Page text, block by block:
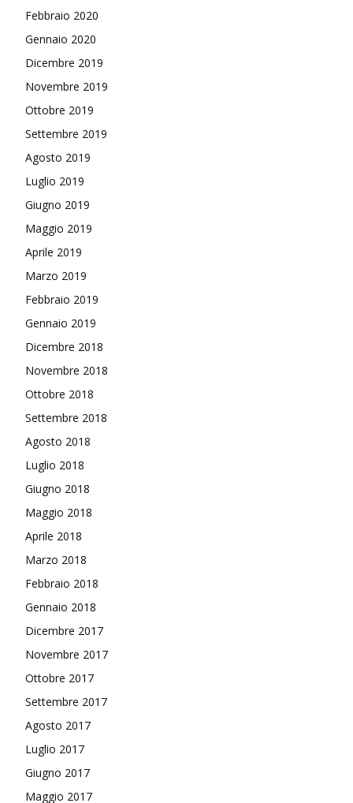
Febbraio 2020
Gennaio 2020
Dicembre 2019
Novembre 2019
Ottobre 2019
Settembre 2019
Agosto 2019
Luglio 2019
Giugno 2019
Maggio 2019
Aprile 2019
Marzo 2019
Febbraio 2019
Gennaio 2019
Dicembre 2018
Novembre 2018
Ottobre 2018
Settembre 2018
Agosto 2018
Luglio 2018
Giugno 2018
Maggio 2018
Aprile 2018
Marzo 2018
Febbraio 2018
Gennaio 2018
Dicembre 2017
Novembre 2017
Ottobre 2017
Settembre 2017
Agosto 2017
Luglio 2017
Giugno 2017
Maggio 2017